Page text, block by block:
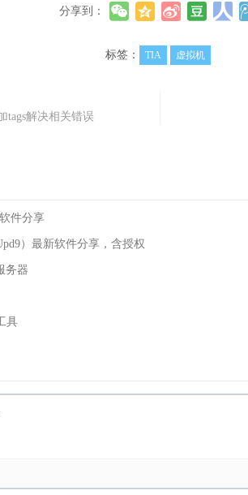
分享到：
标签： TIA 虚拟机
tags解决相关错误
件分享
）最新软件分享，含授权
务器
具